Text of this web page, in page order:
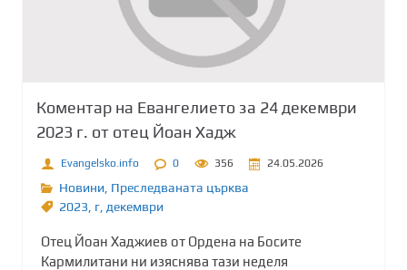
Коментар на Евангелието за 24 декември
2023 г. от отец Йоан Хадж
Evangelsko.info 0 356 24.05.2026
Новини Преследваната църква
2023 г декември
Отец Йоан Хаджиев от Ордена на Босите
Кармилитани ни изяснява тази неделя